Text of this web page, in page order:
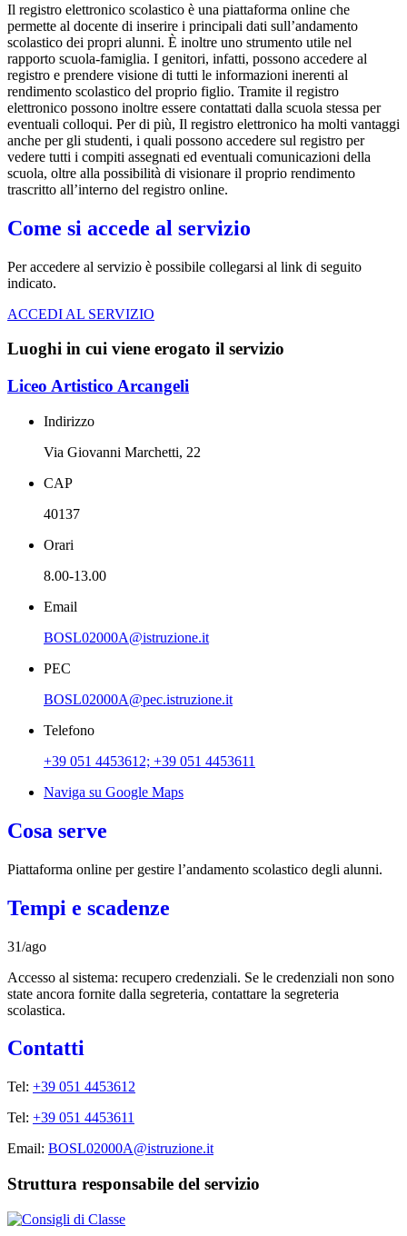
Il registro elettronico scolastico è una piattaforma online che
permette al docente di inserire i principali dati sull’andamento
scolastico dei propri alunni. È inoltre uno strumento utile nel
rapporto scuola-famiglia. I genitori, infatti, possono accedere al
registro e prendere visione di tutti le informazioni inerenti al
rendimento scolastico del proprio figlio. Tramite il registro
elettronico possono inoltre essere contattati dalla scuola stessa per
eventuali colloqui. Per di più, Il registro elettronico ha molti vantaggi
anche per gli studenti, i quali possono accedere sul registro per
vedere tutti i compiti assegnati ed eventuali comunicazioni della
scuola, oltre alla possibilità di visionare il proprio rendimento
trascritto all’interno del registro online.
Come si accede al servizio
Per accedere al servizio è possibile collegarsi al link di seguito
indicato.
ACCEDI AL SERVIZIO
Luoghi in cui viene erogato il servizio
Liceo Artistico Arcangeli
Indirizzo
Via Giovanni Marchetti, 22
CAP
40137
Orari
8.00-13.00
Email
BOSL02000A@istruzione.it
PEC
BOSL02000A@pec.istruzione.it
Telefono
+39 051 4453612; +39 051 4453611
Naviga su Google Maps
Cosa serve
Piattaforma online per gestire l’andamento scolastico degli alunni.
Tempi e scadenze
31/ago
Accesso al sistema: recupero credenziali. Se le credenziali non sono
state ancora fornite dalla segreteria, contattare la segreteria
scolastica.
Contatti
Tel: +39 051 4453612
Tel: +39 051 4453611
Email: BOSL02000A@istruzione.it
Struttura responsabile del servizio